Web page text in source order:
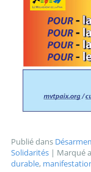
Publié dans
Solidarités | Marqué
durable,